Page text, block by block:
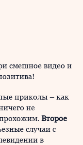
смешное видео и
приколы – как
не
Второе
случаи с
в